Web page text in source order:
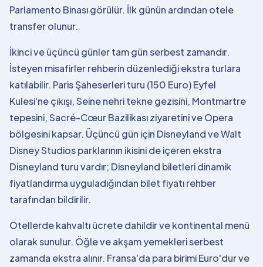
Parlamento Binası görülür. İlk günün ardından otele
transfer olunur.
İkinci ve üçüncü günler tam gün serbest zamandır.
İsteyen misafirler rehberin düzenlediği ekstra turlara
katılabilir. Paris Şaheserleri turu (150 Euro) Eyfel
Kulesi'ne çıkışı, Seine nehri tekne gezisini, Montmartre
tepesini, Sacré-Cœur Bazilikası ziyaretini ve Opera
bölgesini kapsar. Üçüncü gün için Disneyland ve Walt
Disney Studios parklarının ikisini de içeren ekstra
Disneyland turu vardır; Disneyland biletleri dinamik
fiyatlandırma uyguladığından bilet fiyatı rehber
tarafından bildirilir.
Otellerde kahvaltı ücrete dahildir ve kontinental menü
olarak sunulur. Öğle ve akşam yemekleri serbest
zamanda ekstra alınır. Fransa'da para birimi Euro'dur ve